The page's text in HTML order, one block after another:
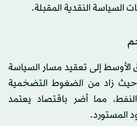
السياسة النقدية المقبلة.
إلى تعقيد مسار السياسة
حيث زاد من الضغوط التضخمية
مما أضر باقتصاد يعتمد
المستورد.